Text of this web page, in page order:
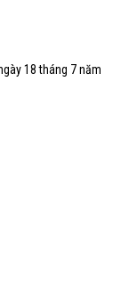
18 tháng 7 năm